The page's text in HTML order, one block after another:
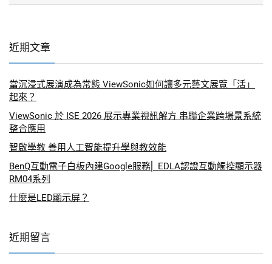
近期文章
當沉浸式展演成為常態 ViewSonic如何讓多元藝文展覽「活」
起來？
ViewSonic 於 ISE 2026 展示專業視訊解方 串聯企業跨場景系統
整合應用
智啟學教 善用人工智能提升學與教效能
BenQ互動電子白板內建Google服務⎜ EDLA認證互動觸控顯示器
RM04系列
什麼是LED顯示屏？
近期留言